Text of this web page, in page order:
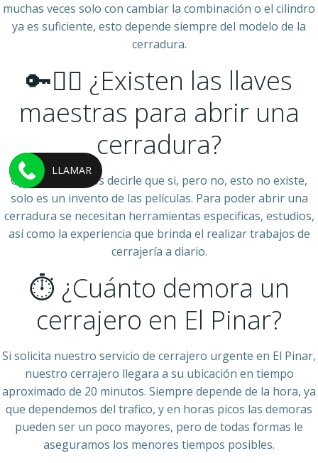
muchas veces solo con cambiar la combinación o el cilindro
ya es suficiente, esto depende siempre del modelo de la
cerradura.
🔑🧙‍♂️ ¿Existen las llaves
maestras para abrir una
cerradura?
Ojala pudiéramos decirle que si, pero no, esto no existe,
solo es un invento de las películas. Para poder abrir una
cerradura se necesitan herramientas especificas, estudios,
así como la experiencia que brinda el realizar trabajos de
cerrajería a diario.
⏱ ¿Cuánto demora un
cerrajero en El Pinar?
Si solicita nuestro servicio de cerrajero urgente en El Pinar,
nuestro cerrajero llegara a su ubicación en tiempo
aproximado de 20 minutos. Siempre depende de la hora, ya
que dependemos del trafico, y en horas picos las demoras
pueden ser un poco mayores, pero de todas formas le
aseguramos los menores tiempos posibles.
LLAMAR